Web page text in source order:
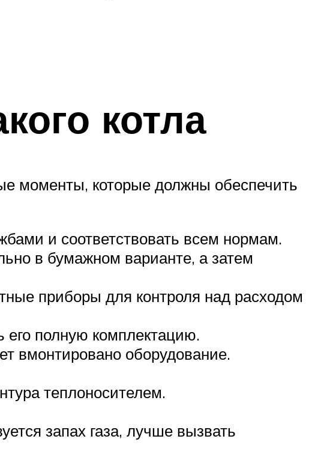
котла
моменты, которые должны обеспечить
и соответствовать всем нормам.
в бумажном варианте, а затем
приборы для контроля над расходом
его полную комплектацию.
вмонтировано оборудование.
теплоносителем.
запах газа, лучше вызвать